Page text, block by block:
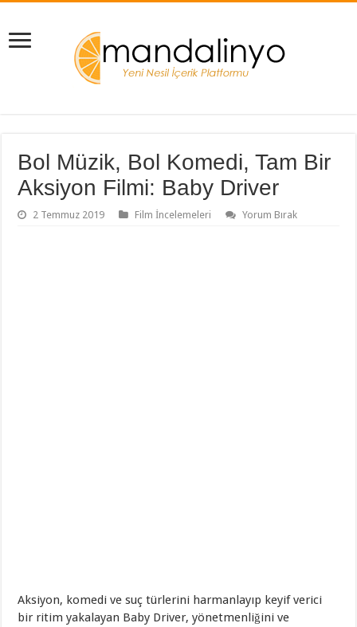
Bol Müzik, Bol Komedi, Tam Bir
Aksiyon Filmi: Baby Driver
2 Temmuz 2019 Film İncelemeleri Yorum Bırak
Aksiyon, komedi ve suç türlerini harmanlayıp keyif verici
bir ritim yakalayan Baby Driver, yönetmenliğini ve